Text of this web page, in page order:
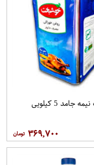
روغن حلب نیمه جامد 5 کیلویی
۳۶۹,۷۰۰